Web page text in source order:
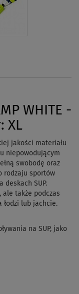
WHITE -
XL
jakości materiału
niepowodującym
swobodę oraz
rodzaju sportów
deskach SUP.
także podczas
łodzi lub jachcie.
na SUP, jako